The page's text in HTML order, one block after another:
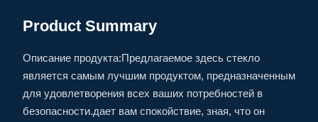
Product Summary
Описание продукта:Предлагаемое здесь стекло
является самым лучшим продуктом, предназначенным
для удовлетворения всех ваших потребностей в
безопасности.дает вам спокойствие, зная, что он